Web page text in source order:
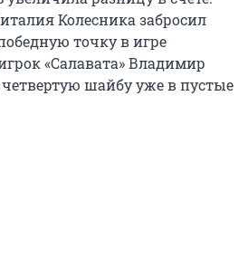
Колесника забросил
точку в игре
«Салавата» Владимир
четвертую шайбу уже в пустые